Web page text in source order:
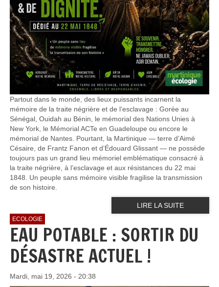
Partout dans le monde, des lieux puissants incarnent la
mémoire de la traite négrière et de l’esclavage : Gorée au
Sénégal, Ouidah au Bénin, le mémorial des Nations Unies à
New York, le Mémorial ACTe en Guadeloupe ou encore le
mémorial de Nantes. Pourtant, la Martinique — terre d’Aimé
Césaire, de Frantz Fanon et d’Édouard Glissant — ne possède
toujours pas un grand lieu mémoriel emblématique consacré à
la traite négrière, à l’esclavage et aux résistances du 22 mai
1848. Un peuple sans mémoire visible fragilise la transmission
de son histoire.
LIRE LA SUITE
ECOLOGIE
EAU POTABLE : SORTIR DU
DÉSASTRE ACTUEL !
Mardi, mai 19, 2026 - 20:38